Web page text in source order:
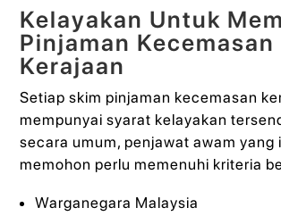
Kelayakan Untuk
Pinjaman Kecemasan
Kerajaan
Setiap skim pinjaman kecemasan
mempunyai syarat kelayakan
secara umum, penjawat awam yang
memohon perlu memenuhi kriteria
Warganegara Malaysia